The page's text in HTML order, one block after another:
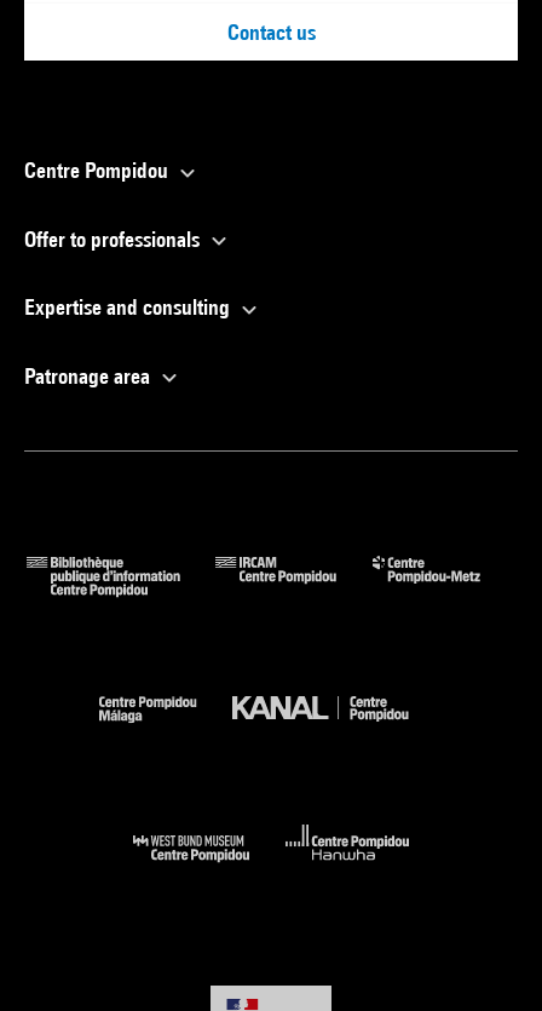
Contact us
Centre Pompidou
Offer to professionals
Expertise and consulting
Patronage area